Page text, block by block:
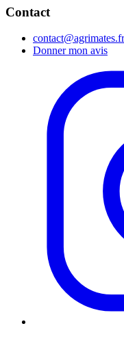
Contact
contact@agrimates.fr
Donner mon avis